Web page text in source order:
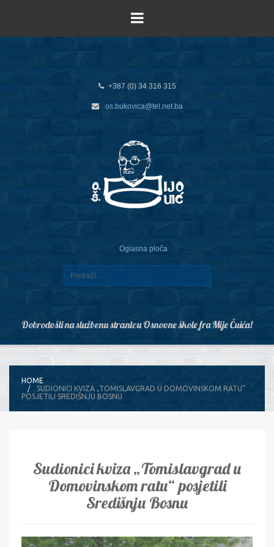
+387 (0) 34 316 315
os.bukovica@tel.net.ba
Oglasna ploča
Dobrodošli na službenu stranicu Osnovne škole fra Mije Čuića!
HOME
SUDIONICI KVIZA „TOMISLAVGRAD U DOMOVINSKOM RATU“
POSJETILI SREDIŠNJU BOSNU
Sudionici kviza „Tomislavgrad u
Domovinskom ratu“ posjetili
Središnju Bosnu